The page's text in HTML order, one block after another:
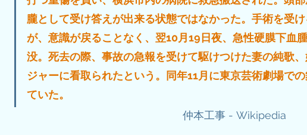
朧として受け答えが出来る状態ではなかった。手術を受
が、意識が戻ることなく、翌10月19日夜、急性硬膜下血
没。死去の際、事故の急報を受けて駆けつけた妻の純歌
ジャーに看取られたという。同年11月に東京芸術劇場で
ていた。
仲本工事 - Wikipedia